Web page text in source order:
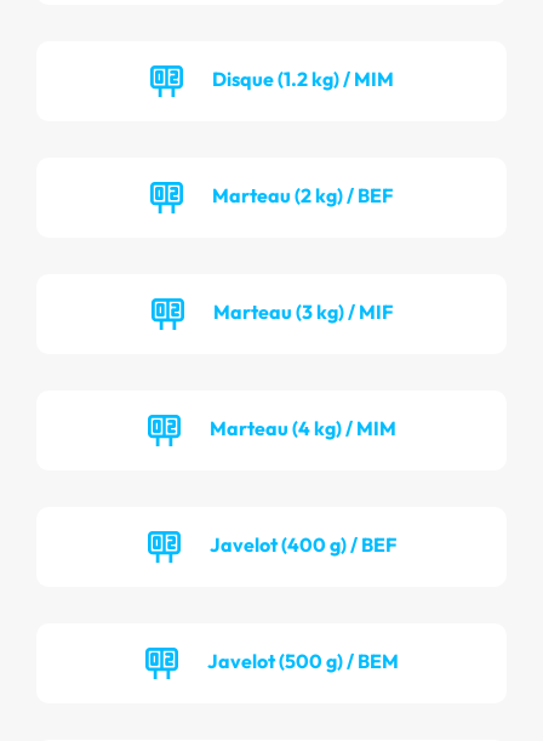
Disque (1.2 kg) / MIM
Marteau (2 kg) / BEF
Marteau (3 kg) / MIF
Marteau (4 kg) / MIM
Javelot (400 g) / BEF
Javelot (500 g) / BEM